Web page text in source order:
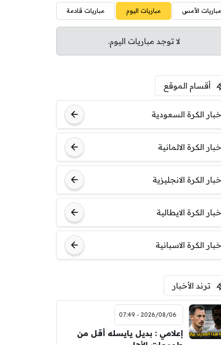
مباريات الأمس مباريات اليوم مباريات قادمة
لا توجد مباريات اليوم.
أقسام الموقع
الكرة السعودية
الكرة الالمانية
الكرة الانجليزية
الكرة الايطالية
الكرة الاسبانية
ترند الأخبار
2026/08/06 - 07:49
إعلامي : بديل يايسله أقل من